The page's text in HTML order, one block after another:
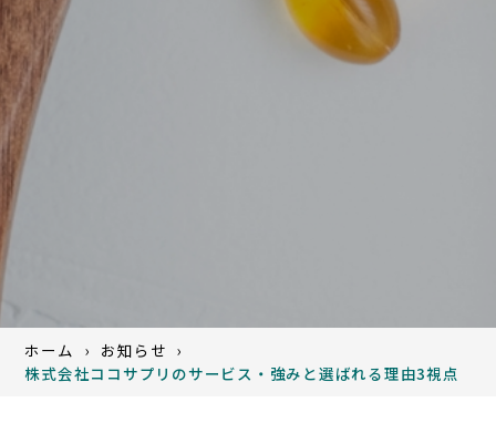
ホーム
お知らせ
株式会社ココサプリのサービス・強みと選ばれる理由3視点